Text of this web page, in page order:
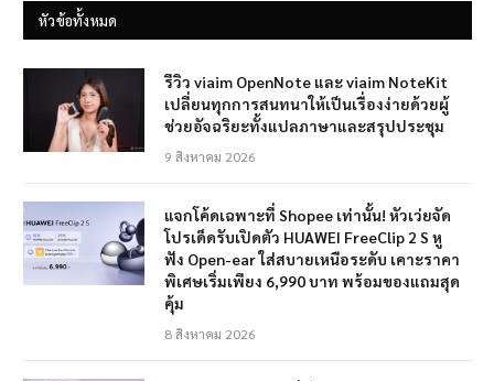
หัวข้อทั้งหมด
รีวิว viaim OpenNote และ viaim NoteKit
เปลี่ยนทุกการสนทนาให้เป็นเรื่องง่ายด้วยผู้
ช่วยอัจฉริยะทั้งแปลภาษาและสรุปประชุม
9 สิงหาคม 2026
แจกโค้ดเฉพาะที่ Shopee เท่านั้น! หัวเว่ยจัด
โปรเด็ดรับเปิดตัว HUAWEI FreeClip 2 S หู
ฟัง Open-ear ใส่สบายเหนือระดับ เคาะราคา
พิเศษเริ่มเพียง 6,990 บาท พร้อมของแถมสุด
คุ้ม
8 สิงหาคม 2026